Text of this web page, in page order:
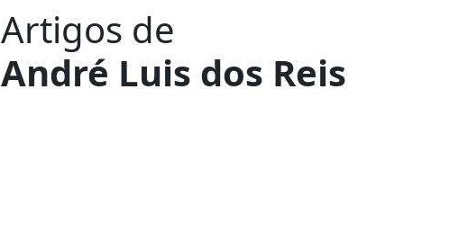
Artigos de
André Luis dos Reis